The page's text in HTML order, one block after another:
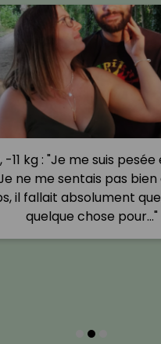
-11 kg : "Je me suis
ne me sentais pas
il fallait absolument
quelque chose pour…"